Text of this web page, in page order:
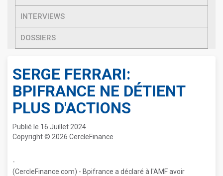
INTERVIEWS
DOSSIERS
SERGE FERRARI:
BPIFRANCE NE DÉTIENT
PLUS D'ACTIONS
Publié le 16 Juillet 2024
Copyright © 2026 CercleFinance
-
(CercleFinance.com) - Bpifrance a déclaré à l'AMF avoir